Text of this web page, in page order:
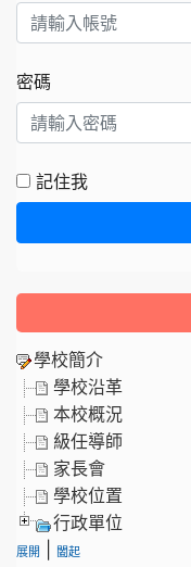
密碼
記住我
學校簡介
學校沿革
本校概況
級任導師
家長會
學校位置
行政單位
展開 闔起